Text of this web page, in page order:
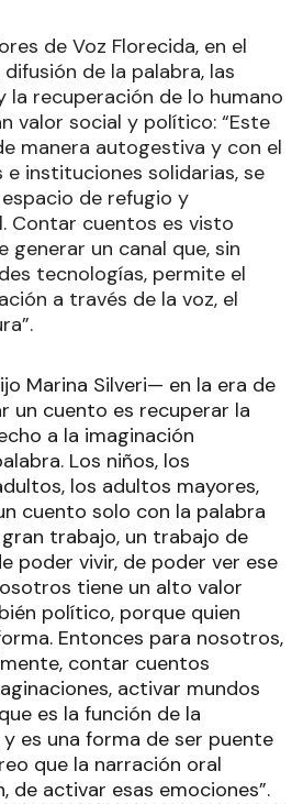
de Voz Florecida, en el
de la palabra, las
la recuperación de lo humano
valor social y político: “Este
manera autogestiva y con el
e instituciones solidarias, se
de refugio y
Contar cuentos es visto
generar un canal que, sin
tecnologías, permite el
a través de la voz, el
Marina Silveri— en la era de
un cuento es recuperar la
a la imaginación
Los niños, los
los adultos mayores,
cuento solo con la palabra
trabajo, un trabajo de
poder vivir, de poder ver ese
tiene un alto valor
político, porque quien
Entonces para nosotros,
contar cuentos
activar mundos
es la función de la
es una forma de ser puente
que la narración oral
de activar esas emociones”.